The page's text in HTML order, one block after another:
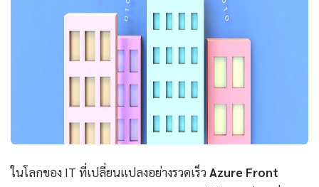
ในโลกของ IT ที่เปลี่ยนแปลงอย่างรวดเร็วAzure Front